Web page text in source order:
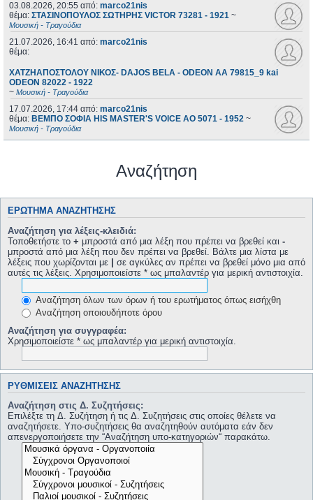
03.08.2026, 20:55 από: marco21nis
θέμα: ΣΤΑΣΙΝΟΠΟΥΛΟΣ ΣΩΤΗΡΗΣ VICTOR 73281 - 1921 ~
Μουσική - Τραγούδια
21.07.2026, 16:41 από: marco21nis
θέμα:
ΧΑΤΖΗΑΠΟΣΤΟΛΟΥ ΝΙΚΟΣ- DAJOS BELA - ODEON AA 79815_9 kai
ODEON 82022 - 1922
~ Μουσική - Τραγούδια
17.07.2026, 17:44 από: marco21nis
θέμα: ΒΕΜΠΟ ΣΟΦΙΑ HIS MASTER'S VOICE AO 5071 - 1952 ~
Μουσική - Τραγούδια
Αναζήτηση
ΕΡΏΤΗΜΑ ΑΝΑΖΉΤΗΣΗΣ
Αναζήτηση για λέξεις-κλειδιά:
Τοποθετήστε το + μπροστά από μια λέξη που πρέπει να βρεθεί και -
μπροστά από μια λέξη που δεν πρέπει να βρεθεί. Βάλτε μια λίστα με
λέξεις που χωρίζονται με | σε αγκύλες αν πρέπει να βρεθεί μόνο μια από
αυτές τις λέξεις. Χρησιμοποιείστε * ως μπαλαντέρ για μερική αντιστοιχία.
Αναζήτηση όλων των όρων ή του ερωτήματος όπως εισήχθη
Αναζήτηση οποιουδήποτε όρου
Αναζήτηση για συγγραφέα:
Χρησιμοποιείστε * ως μπαλαντέρ για μερική αντιστοιχία.
ΡΥΘΜΊΣΕΙΣ ΑΝΑΖΉΤΗΣΗΣ
Αναζήτηση στις Δ. Συζητήσεις:
Επιλέξτε τη Δ. Συζήτηση ή τις Δ. Συζητήσεις στις οποίες θέλετε να
αναζητήσετε. Υπο-συζητήσεις θα αναζητηθούν αυτόματα εάν δεν
απενεργοποιήσετε την “Αναζήτηση υπο-κατηγοριών“ παρακάτω.